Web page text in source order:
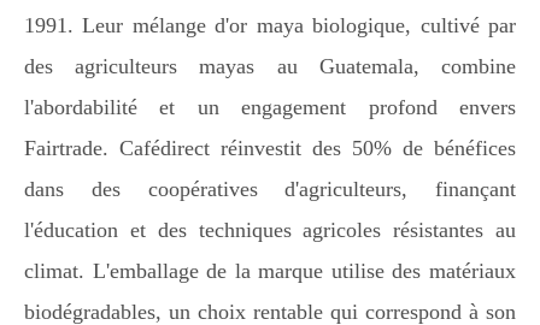
1991. Leur mélange d'or maya biologique, cultivé par
des agriculteurs mayas au Guatemala, combine
l'abordabilité et un engagement profond envers
Fairtrade. Cafédirect réinvestit des 50% de bénéfices
dans des coopératives d'agriculteurs, finançant
l'éducation et des techniques agricoles résistantes au
climat. L'emballage de la marque utilise des matériaux
biodégradables, un choix rentable qui correspond à son